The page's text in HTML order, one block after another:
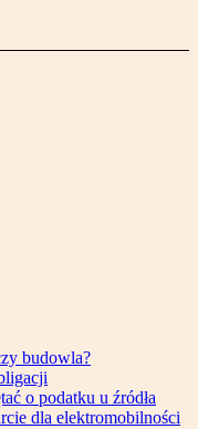
budowla?
o podatku u źródła
dla elektromobilności